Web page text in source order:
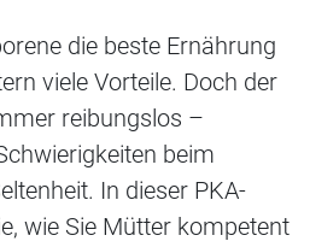
die beste Ernährung
viele Vorteile. Doch der
reibungslos –
beim
In dieser PKA-
wie Sie Mütter kompetent